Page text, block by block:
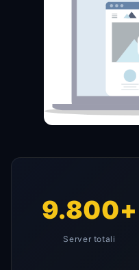
9.800+
Server totali